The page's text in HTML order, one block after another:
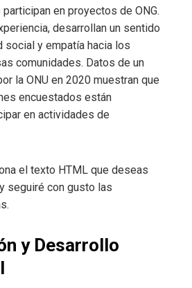
en proyectos de ONG.
desarrollan un sentido
social y empatía hacia los
comunidades. Datos de un
la ONU en 2020 muestran que
encuestados están
en actividades de
el texto HTML que deseas
seguiré con gusto las
y Desarrollo